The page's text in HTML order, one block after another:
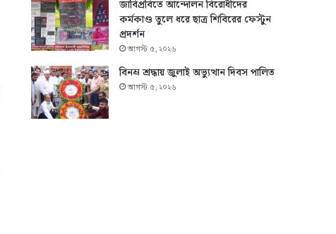
জাবিপ্রবিতে আন্দোলন বিরোধীদের
কর্মকাণ্ড তুলে ধরে ছাত্র শিবিরের ফেস্টুন
প্রদর্শন
আগস্ট ৫, ২০২৬
বিনম্র শ্রদ্ধায় জুলাই অভ্যুত্থান দিবস পালিত
আগস্ট ৫, ২০২৬